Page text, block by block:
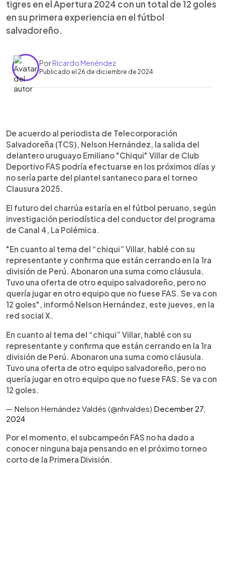
tigres en el Apertura 2024 con un total de 12 goles
en su primera experiencia en el fútbol
salvadoreño.
PorRicardo Menéndez
Publicado el 26 de diciembre de 2024
Escuchar artículo
De acuerdo al periodista de Telecorporación
Salvadoreña (TCS), Nelson Hernández, la salida del
delantero uruguayo Emiliano "Chiqui" Villar de Club
Deportivo FAS podría efectuarse en los próximos días y
no sería parte del plantel santaneco para el torneo
Clausura 2025.
El futuro del charrúa estaría en el fútbol peruano, según
investigación periodística del conductor del programa
de Canal 4, La Polémica.
"En cuanto al tema del “chiqui” Villar, hablé con su
representante y confirma que están cerrando en la 1ra
división de Perú. Abonaron una suma como cláusula.
Tuvo una oferta de otro equipo salvadoreño, pero no
quería jugar en otro equipo que no fuese FAS. Se va con
12 goles", informó Nelson Hernández, este jueves, en la
red social X.
En cuanto al tema del “chiqui” Villar, hablé con su
representante y confirma que están cerrando en la 1ra
división de Perú. Abonaron una suma como cláusula.
Tuvo una oferta de otro equipo salvadoreño, pero no
quería jugar en otro equipo que no fuese FAS. Se va con
12 goles.
— Nelson Hernández Valdés (@nhvaldes) December 27,
2024
Por el momento, el subcampeón FAS no ha dado a
conocer ninguna baja pensando en el próximo torneo
corto de la Primera División.